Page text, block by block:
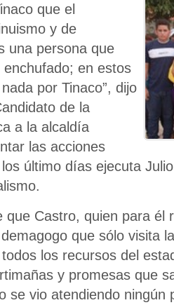
que el
y de
una persona que
en estos
por Tinaco”, dijo
de la
a la alcaldía
las acciones
último días ejecuta
que Castro, quien para él
que sólo visita
los recursos del
y promesas que
se vio atendiendo ningún